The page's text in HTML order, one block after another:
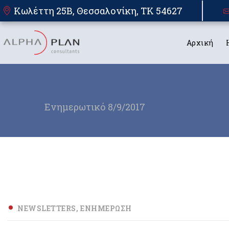
Κωλέττη 25Β, Θεσσαλονίκη, TK 54627
Αρχική
Ενημερωτικό 8/9/2017
NEWSLETTERS ΕΝΗΜΈΡΩΣΗ